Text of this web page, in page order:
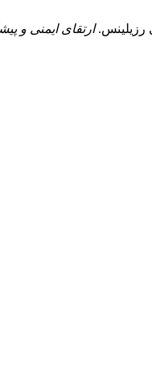
ارتقای ایمنی و